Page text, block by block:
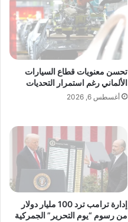
تحسن معنويات قطاع السيارات
الألماني رغم استمرار التحديات
أغسطس 6, 2026
إدارة ترامب ترد 100 مليار دولار
من رسوم “يوم التحرير” الجمركية